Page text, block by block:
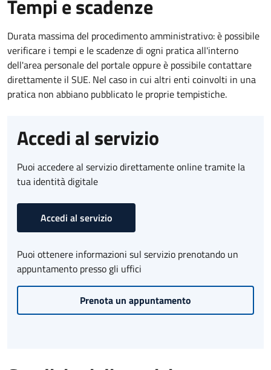
Tempi e scadenze
Durata massima del procedimento amministrativo: è possibile
verificare i tempi e le scadenze di ogni pratica all'interno
dell'area personale del portale oppure è possibile contattare
direttamente il SUE. Nel caso in cui altri enti coinvolti in una
pratica non abbiano pubblicato le proprie tempistiche.
Accedi al servizio
Puoi accedere al servizio direttamente online tramite la
tua identità digitale
Accedi al servizio
Puoi ottenere informazioni sul servizio prenotando un
appuntamento presso gli uffici
Prenota un appuntamento